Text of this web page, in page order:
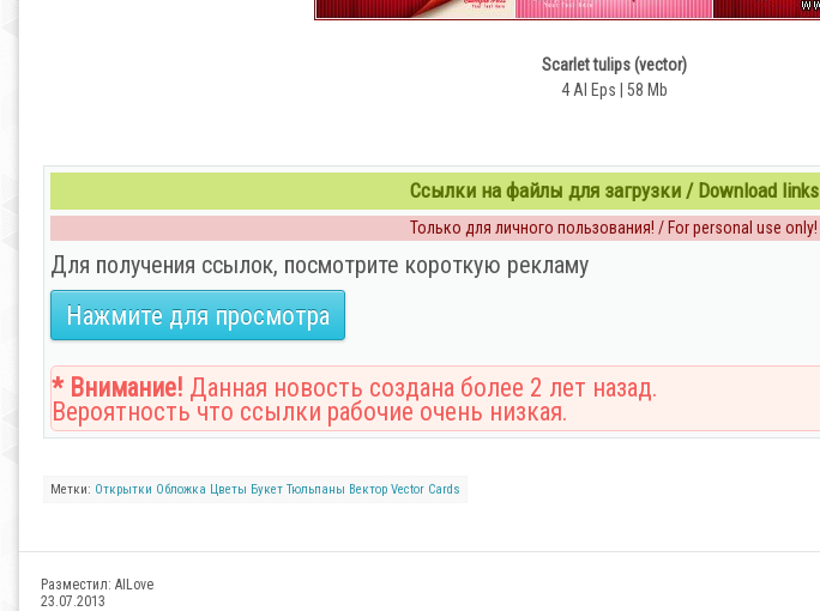
Scarlet tulips (vector)
4 AI Eps | 58 Mb
Ссылки на файлы для загрузки / Download links
Только для личного пользования! / For personal use only!
Для получения ссылок, посмотрите короткую рекламу
Нажмите для просмотра
* Внимание! Данная новость создана более 2 лет назад.
Вероятность что ссылки рабочие очень низкая.
Метки: Открытки Обложка Цветы Букет Тюльпаны Вектор Vector Cards
Разместил: AILove
23.07.2013